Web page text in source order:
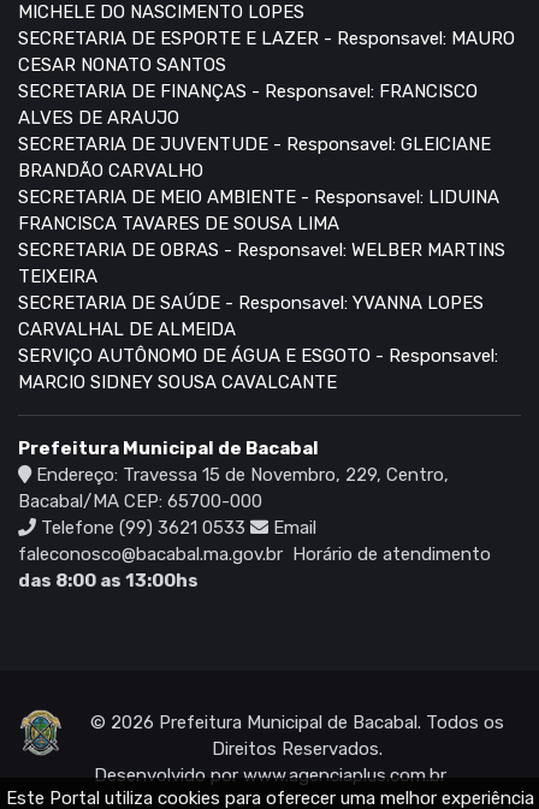
Este Portal utiliza cookies para oferecer uma melhor experiência
MICHELE DO NASCIMENTO LOPES
SECRETARIA DE ESPORTE E LAZER - Responsavel: MAURO
CESAR NONATO SANTOS
SECRETARIA DE FINANÇAS - Responsavel: FRANCISCO
ALVES DE ARAUJO
SECRETARIA DE JUVENTUDE - Responsavel: GLEICIANE
BRANDÃO CARVALHO
SECRETARIA DE MEIO AMBIENTE - Responsavel: LIDUINA
FRANCISCA TAVARES DE SOUSA LIMA
SECRETARIA DE OBRAS - Responsavel: WELBER MARTINS
TEIXEIRA
SECRETARIA DE SAÚDE - Responsavel: YVANNA LOPES
CARVALHAL DE ALMEIDA
SERVIÇO AUTÔNOMO DE ÁGUA E ESGOTO - Responsavel:
MARCIO SIDNEY SOUSA CAVALCANTE
Prefeitura Municipal de Bacabal
Endereço: Travessa 15 de Novembro, 229, Centro,
Bacabal/MA CEP: 65700-000
Telefone (99) 3621 0533
Email
faleconosco@bacabal.ma.gov.br
Horário de atendimento
das 8:00 as 13:00hs
© 2026 Prefeitura Municipal de Bacabal. Todos os
Direitos Reservados.
Desenvolvido porwww.agenciaplus.com.br